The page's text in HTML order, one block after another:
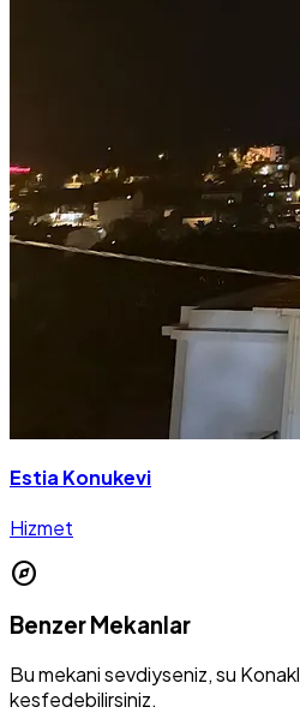
Estia Konukevi
Hizmet
explore
Benzer Mekanlar
Bu mekani sevdiyseniz, su
kesfedebilirsiniz.